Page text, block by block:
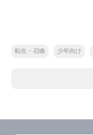
転生・召喚 少年向け